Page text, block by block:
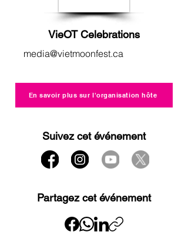
VieOT Celebrations
media@vietmoonfest.ca
En savoir plus sur l'organisation hôte
Suivez cet événement
Partagez cet événement